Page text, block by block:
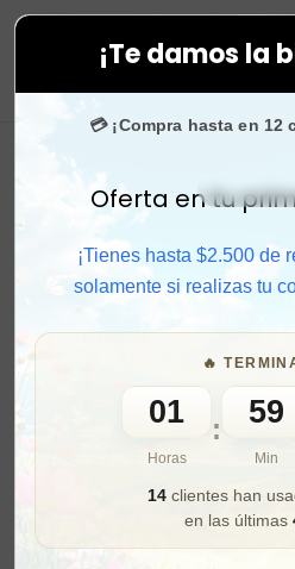
¡Te damos la
💳 ¡Compra hasta en
Activar
Oferta en tu
¡Tienes hasta $2.500 de
solamente si realizas tu
🔥
01
Horas
: 59
Min
14clientes han
en las últimas
todas tus compras. ⚡